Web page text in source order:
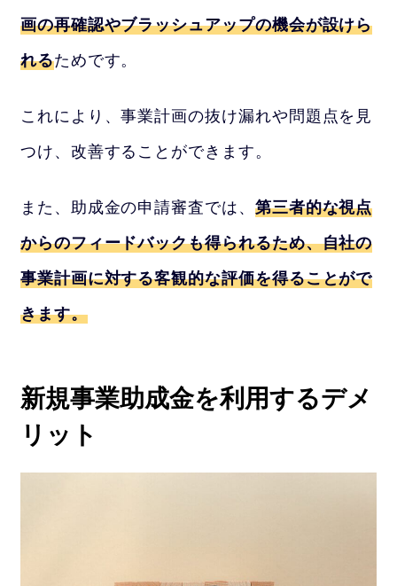
画の再確認やブラッシュアップの機会が設けら
れるためです。
これにより、事業計画の抜け漏れや問題点を見
つけ、改善することができます。
また、助成金の申請審査では、 第三者的な視点
からのフィードバックも得られるため、自社の
事業計画に対する客観的な評価を得ることがで
きます。
新規事業助成金を利用するデメ
リット